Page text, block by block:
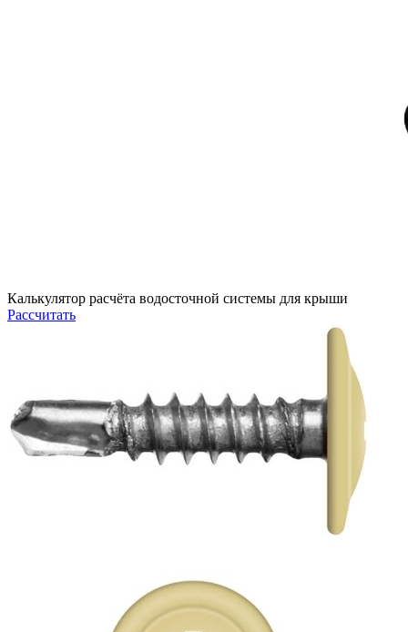
Калькулятор расчёта водосточной системы для крыши
Рассчитать